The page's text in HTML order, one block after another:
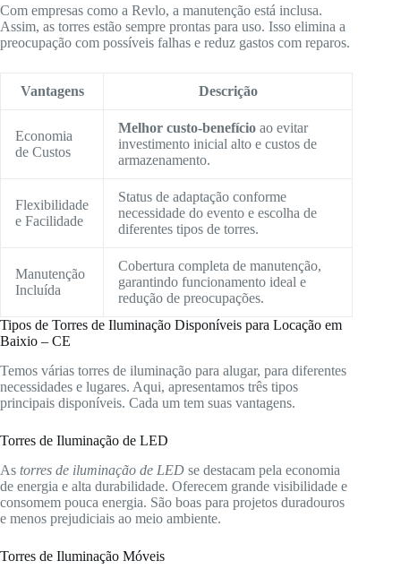
Com empresas como a Revlo, a manutenção está inclusa.
Assim, as torres estão sempre prontas para uso. Isso elimina a
preocupação com possíveis falhas e reduz gastos com reparos.
Vantagens Descrição
Economia
de Custos
Melhor custo-benefício ao evitar
investimento inicial alto e custos de
armazenamento.
Flexibilidade
e Facilidade
Status de adaptação conforme
necessidade do evento e escolha de
diferentes tipos de torres.
Manutenção
Incluída
Cobertura completa de manutenção,
garantindo funcionamento ideal e
redução de preocupações.
Tipos de Torres de Iluminação Disponíveis para Locação em
Baixio – CE
Temos várias torres de iluminação para alugar, para diferentes
necessidades e lugares. Aqui, apresentamos três tipos
principais disponíveis. Cada um tem suas vantagens.
Torres de Iluminação de LED
As torres de iluminação de LED se destacam pela economia
de energia e alta durabilidade. Oferecem grande visibilidade e
consomem pouca energia. São boas para projetos duradouros
e menos prejudiciais ao meio ambiente.
Torres de Iluminação Móveis